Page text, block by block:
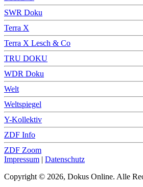
SWR Doku
Terra X
Terra X Lesch & Co
TRU DOKU
WDR Doku
Welt
Weltspiegel
Y-Kollektiv
ZDF Info
ZDF Zoom
Impressum | Datenschutz
Copyright © 2026, Dokus Online. Alle